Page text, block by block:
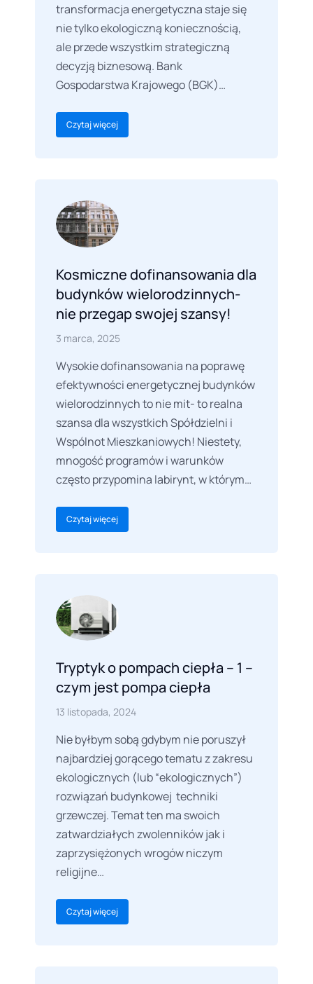
transformacja energetyczna staje się
nie tylko ekologiczną koniecznością,
ale przede wszystkim strategiczną
decyzją biznesową. Bank
Gospodarstwa Krajowego (BGK)…
Czytaj więcej
Kosmiczne dofinansowania dla
budynków wielorodzinnych-
nie przegap swojej szansy!
3 marca, 2025
Wysokie dofinansowania na poprawę
efektywności energetycznej budynków
wielorodzinnych to nie mit- to realna
szansa dla wszystkich Spółdzielni i
Wspólnot Mieszkaniowych! Niestety,
mnogość programów i warunków
często przypomina labirynt, w którym…
Czytaj więcej
Tryptyk o pompach ciepła – 1 –
czym jest pompa ciepła
13 listopada, 2024
Nie byłbym sobą gdybym nie poruszył
najbardziej gorącego tematu z zakresu
ekologicznych (lub “ekologicznych”)
rozwiązań budynkowej techniki
grzewczej. Temat ten ma swoich
zatwardziałych zwolenników jak i
zaprzysiężonych wrogów niczym
religijne…
Czytaj więcej